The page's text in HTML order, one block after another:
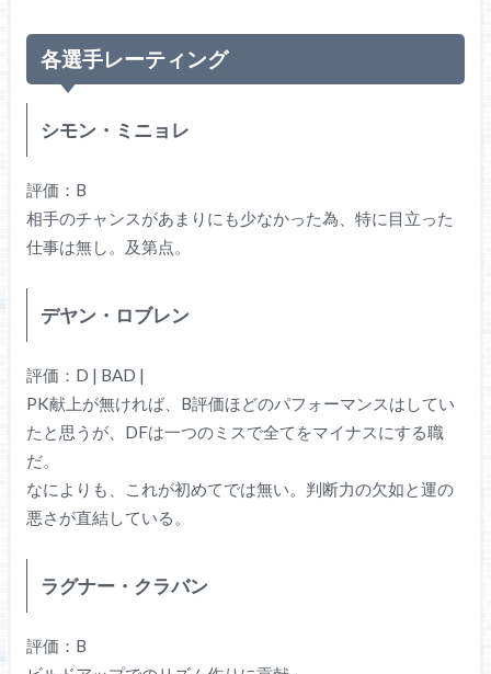
各選手レーティング
シモン・ミニョレ
評価：B
相手のチャンスがあまりにも少なかった為、特に目立った
仕事は無し。及第点。
デヤン・ロブレン
評価：D | BAD |
PK献上が無ければ、B評価ほどのパフォーマンスはしてい
たと思うが、DFは一つのミスで全てをマイナスにする職
だ。
なによりも、これが初めてでは無い。判断力の欠如と運の
悪さが直結している。
ラグナー・クラバン
評価：B